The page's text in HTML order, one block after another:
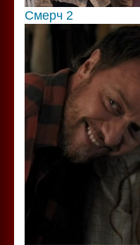
Смерч 2